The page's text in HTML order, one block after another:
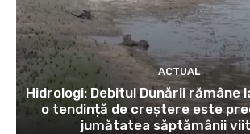
ACTUAL
Hidrologi: Debitul Dunării rămâne
o tendință de creștere este
jumătatea săptămânii